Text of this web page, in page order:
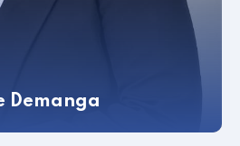
Demanga